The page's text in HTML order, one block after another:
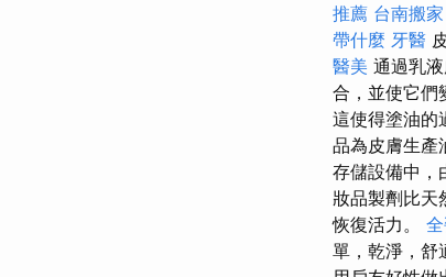
推薦 台南搬家
帶什麼 牙醫
醫美 通過乳
合，並使它們
這使得塗油的
品為皮膚生產
存儲設備中，
妝品製劑比天
恢復活力。
單，乾淨，舒